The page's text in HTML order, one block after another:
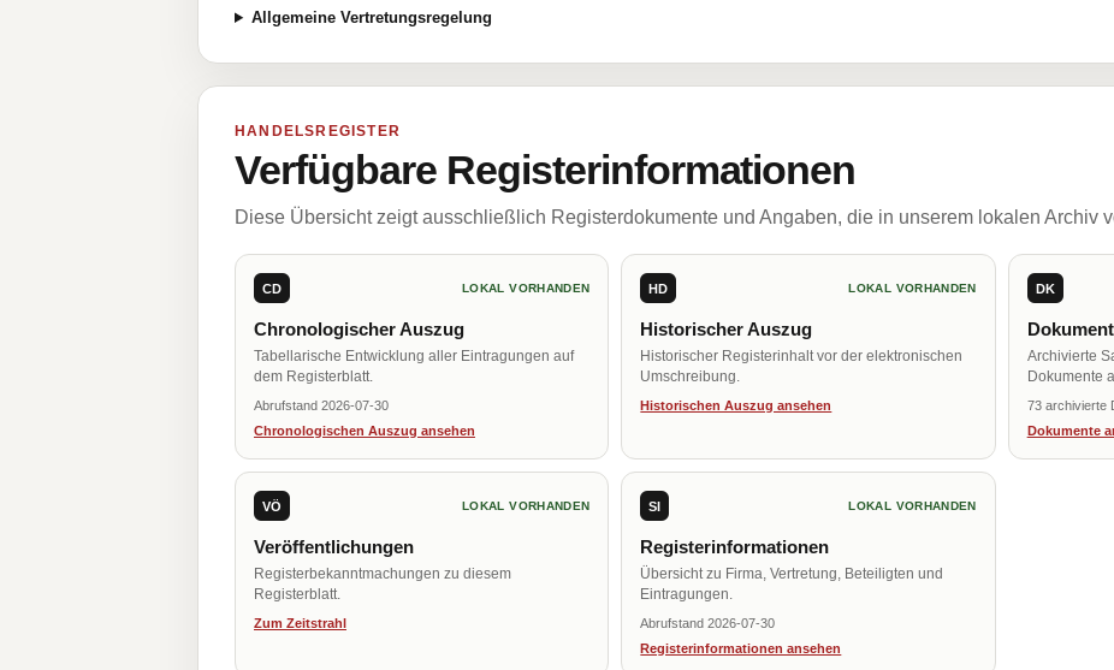
Allgemeine Vertretungsregelung
HANDELSREGISTER
Verfügbare Registerinformationen
Diese Übersicht zeigt ausschließlich Registerdokumente und Angaben, die in unserem lokalen Archiv
CD LOKAL VORHANDEN
Chronologischer Auszug
Tabellarische Entwicklung aller Eintragungen auf
dem Registerblatt.
Abrufstand 2026-07-30
Chronologischen Auszug ansehen
HD LOKAL VORHANDEN
Historischer Auszug
Historischer Registerinhalt vor der elektronischen
Umschreibung.
Historischen Auszug ansehen
DK
Archivierte
Dokumente
73 archivierte
Dokumente
VÖ LOKAL VORHANDEN
Veröffentlichungen
Registerbekanntmachungen zu diesem
Registerblatt.
Zum Zeitstrahl
SI LOKAL VORHANDEN
Registerinformationen
Übersicht zu Firma, Vertretung, Beteiligten und
Eintragungen.
Abrufstand 2026-07-30
Registerinformationen ansehen